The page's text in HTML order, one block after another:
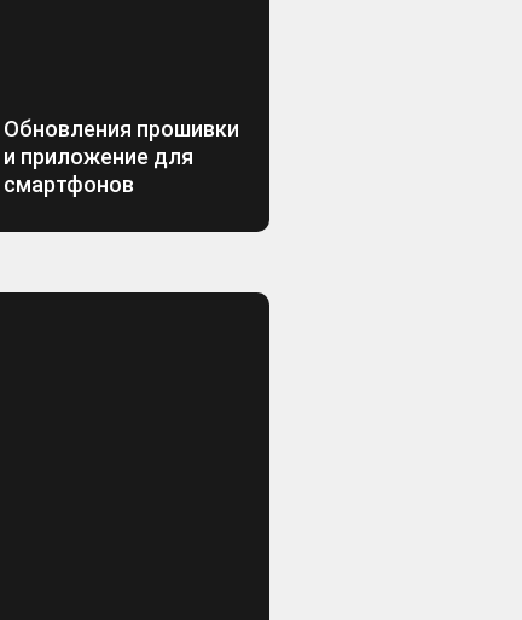
Обновления прошивки
и приложение для
смартфонов